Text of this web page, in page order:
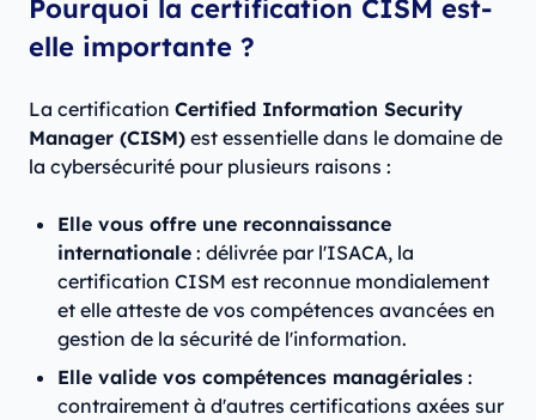
Pourquoi la certification CISM est-
elle importante ?
La certification Certified Information Security
Manager (CISM) est essentielle dans le domaine de
la cybersécurité pour plusieurs raisons :
Elle vous offre une reconnaissance
internationale : délivrée par l'ISACA, la
certification CISM est reconnue mondialement
et elle atteste de vos compétences avancées en
gestion de la sécurité de l'information.
Elle valide vos compétences managériales :
contrairement à d'autres certifications axées sur